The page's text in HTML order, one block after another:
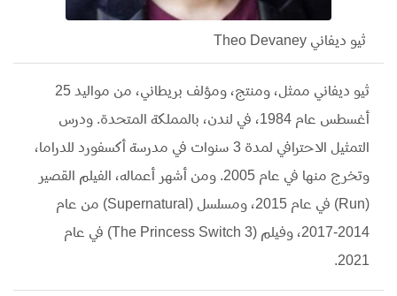
ثيو ديفاني Theo Devaney
ثيو ديفاني ممثل، ومنتج، ومؤلف بريطاني، من مواليد 25
أغسطس عام 1984، في لندن، بالمملكة المتحدة. ودرس
التمثيل الاحترافي لمدة 3 سنوات في مدرسة أكسفورد للدراما،
وتخرج منها في عام 2005. ومن أشهر أعماله، الفيلم القصير
(Run) في عام 2015، ومسلسل (Supernatural) من عام
2014-2017، وفيلم (The Princess Switch 3) في عام
2021.